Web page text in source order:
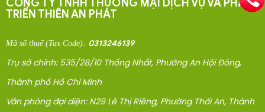
CÔNG TY TNHH THƯƠNG MẠI DỊCH VỤ VÀ PHÁT
TRIỂN THIÊN AN PHÁT
Mã số thuế(Tax Code): 0313246139
Trụ sở chính: 535/28/10 Thống Nhất, Phường An Hội Đông,
Thành phố Hồ Chí Minh
Văn phòng đại diện: N29 Lê Thị Riêng, Phường Thới An, Thành